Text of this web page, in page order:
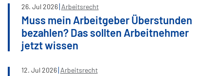
26. Jul 2026 Arbeitsrecht
Muss mein Arbeitgeber Überstunden
bezahlen? Das sollten Arbeitnehmer
jetzt wissen
12. Jul 2026 Arbeitsrecht